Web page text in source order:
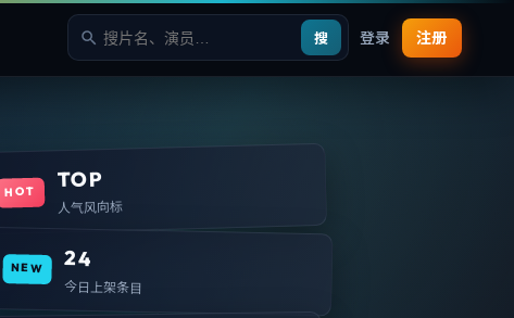
搜 登录 注册
HOT TOP
人气风向标
NEW 24
今日上架条目